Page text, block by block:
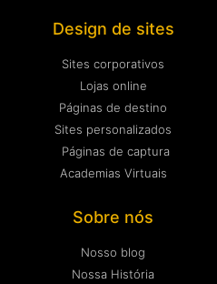
Design de sites
Sites corporativos
Lojas online
Páginas de destino
Sites personalizados
Páginas de captura
Academias Virtuais
Sobre nós
Nosso blog
Nossa História